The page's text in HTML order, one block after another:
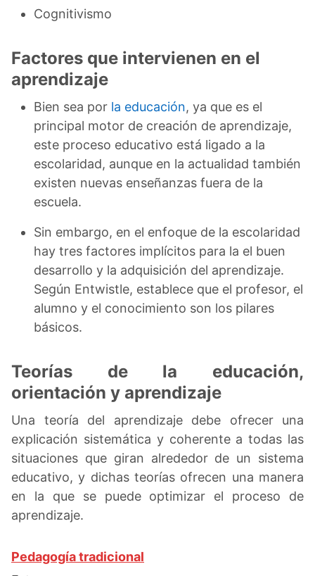
Cognitivismo
Factores que intervienen en el
aprendizaje
Bien sea por la educación, ya que es el
principal motor de creación de aprendizaje,
este proceso educativo está ligado a la
escolaridad, aunque en la actualidad también
existen nuevas enseñanzas fuera de la
escuela.
Sin embargo, en el enfoque de la escolaridad
hay tres factores implícitos para la el buen
desarrollo y la adquisición del aprendizaje.
Según Entwistle, establece que el profesor, el
alumno y el conocimiento son los pilares
básicos.
Teorías de la educación,
orientación y aprendizaje
Una teoría del aprendizaje debe ofrecer una
explicación sistemática y coherente a todas las
situaciones que giran alrededor de un sistema
educativo, y dichas teorías ofrecen una manera
en la que se puede optimizar el proceso de
aprendizaje.
Pedagogía tradicional